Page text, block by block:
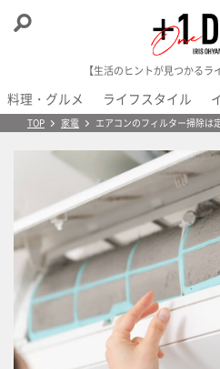
【生活のヒントが見つかるラ
料理・グルメ ライフスタイル
TOP＋1 Day
家電 エアコンのフィルター掃除は